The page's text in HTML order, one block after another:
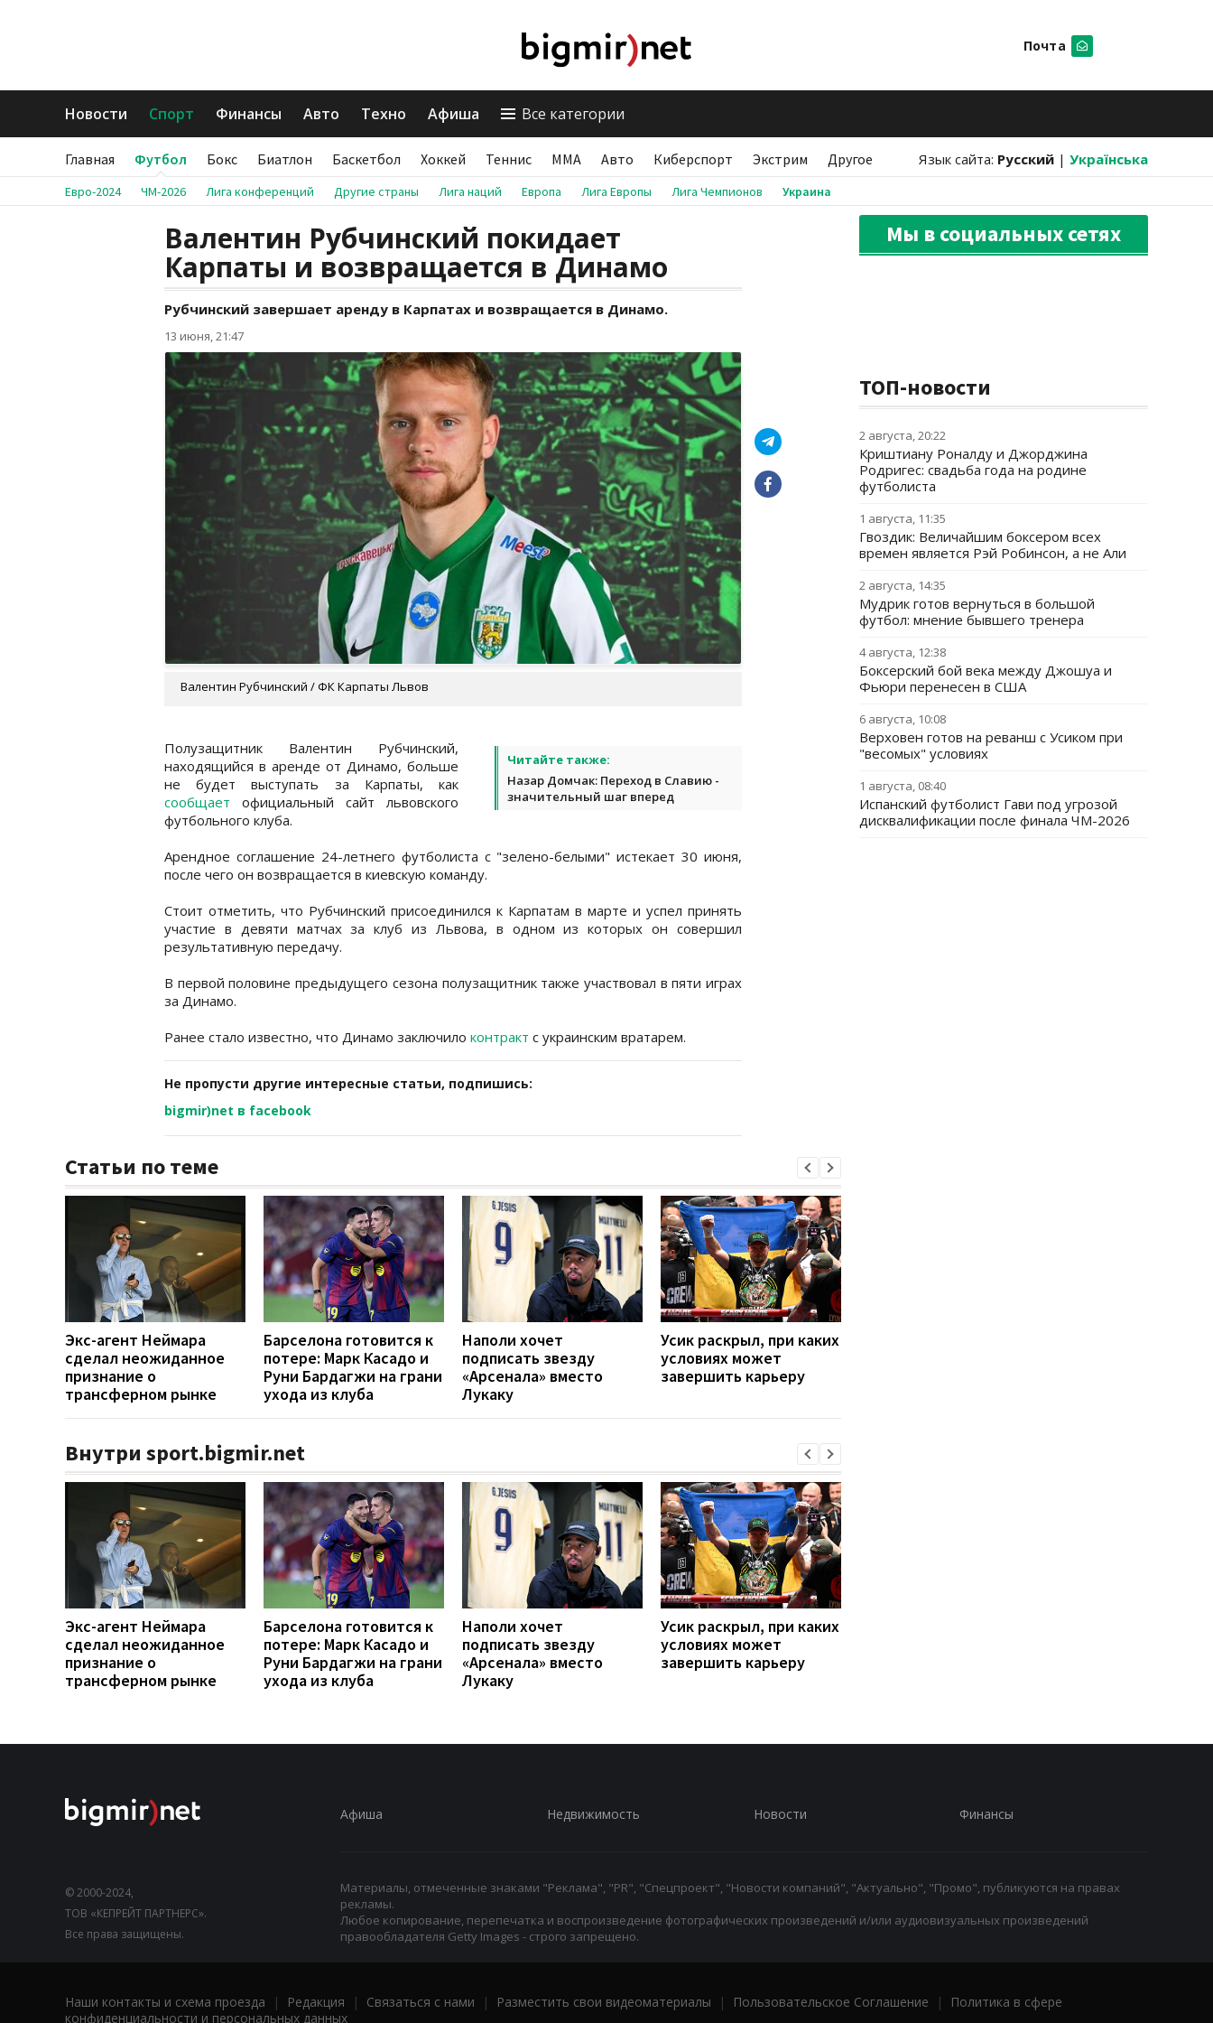
Почта
Новости Спорт Финансы Авто Техно Афиша Все категории
Главная Футбол Бокс Биатлон Баскетбол Хоккей Теннис ММА Авто Киберспорт Экстрим Другое Язык сайта: Русский | Українська
Евро-2024 ЧМ-2026 Лига конференций Другие страны Лига наций Европа Лига Европы Лига Чемпионов Украина
Валентин Рубчинский покидает
Карпаты и возвращается в Динамо
Рубчинский завершает аренду в Карпатах и возвращается в Динамо.
13 июня, 21:47
Валентин Рубчинский / ФК Карпаты Львов
Читайте также:
Назар Домчак: Переход в Славию -
значительный шаг вперед
Полузащитник Валентин Рубчинский,
находящийся в аренде от Динамо, больше
не будет выступать за Карпаты, как
сообщает официальный сайт львовского
футбольного клуба.
Арендное соглашение 24-летнего футболиста с "зелено-белыми" истекает 30 июня,
после чего он возвращается в киевскую команду.
Стоит отметить, что Рубчинский присоединился к Карпатам в марте и успел принять
участие в девяти матчах за клуб из Львова, в одном из которых он совершил
результативную передачу.
В первой половине предыдущего сезона полузащитник также участвовал в пяти играх
за Динамо.
Ранее стало известно, что Динамо заключило контракт с украинским вратарем.
Не пропусти другие интересные статьи, подпишись:
bigmir)net в facebook
Статьи по теме
Экс-агент Неймара
сделал неожиданное
признание о
трансферном рынке
Барселона готовится к
потере: Марк Касадо и
Руни Бардагжи на грани
ухода из клуба
Наполи хочет
подписать звезду
«Арсенала» вместо
Лукаку
Усик раскрыл, при каких
условиях может
завершить карьеру
Внутри sport.bigmir.net
Экс-агент Неймара
сделал неожиданное
признание о
трансферном рынке
Барселона готовится к
потере: Марк Касадо и
Руни Бардагжи на грани
ухода из клуба
Наполи хочет
подписать звезду
«Арсенала» вместо
Лукаку
Усик раскрыл, при каких
условиях может
завершить карьеру
Мы в социальных сетях
ТОП-новости
2 августа, 20:22
Криштиану Роналду и Джорджина
Родригес: свадьба года на родине
футболиста
1 августа, 11:35
Гвоздик: Величайшим боксером всех
времен является Рэй Робинсон, а не Али
2 августа, 14:35
Мудрик готов вернуться в большой
футбол: мнение бывшего тренера
4 августа, 12:38
Боксерский бой века между Джошуа и
Фьюри перенесен в США
6 августа, 10:08
Верховен готов на реванш с Усиком при
"весомых" условиях
1 августа, 08:40
Испанский футболист Гави под угрозой
дисквалификации после финала ЧМ-2026
© 2000-2024,
ТОВ «КЕПРЕЙТ ПАРТНЕРС».
Все права защищены.
Афиша Недвижимость Новости Финансы
Материалы, отмеченные знаками "Реклама", "PR", "Спецпроект", "Новости компаний", "Актуально", "Промо", публикуются на правах
рекламы.
Любое копирование, перепечатка и воспроизведение фотографических произведений и/или аудиовизуальных произведений
правообладателя Getty Images - строго запрещено.
Наши контакты и схема проезда | Редакция | Связаться с нами | Разместить свои видеоматериалы | Пользовательское Соглашение |
Политика в сфере
конфиденциальности и персональных данных